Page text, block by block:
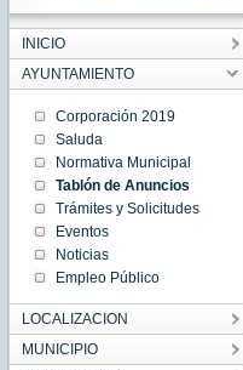
INICIO
AYUNTAMIENTO
Corporación 2019
Saluda
Normativa Municipal
Tablón de Anuncios
Trámites y Solicitudes
Eventos
Noticias
Empleo Público
LOCALIZACION
MUNICIPIO